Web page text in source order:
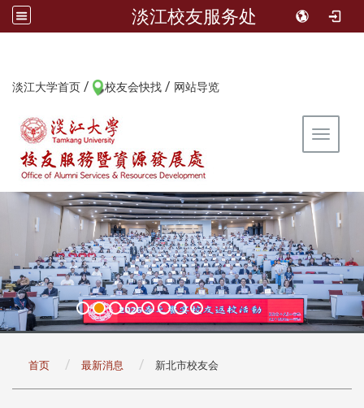
淡江校友服务处
淡江大学首页 / 校友会快找 / 网站导览
Toggle
首页 最新消息 新北市校友会